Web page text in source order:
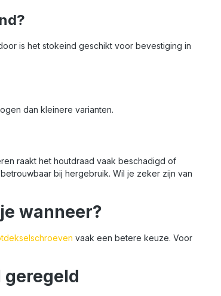
is het stokeind geschikt voor bevestiging in
dan kleinere varianten.
raakt het houtdraad vaak beschadigd of
bij hergebruik. Wil je zeker zijn van
wanneer?
vaak een betere keuze. Voor
geregeld